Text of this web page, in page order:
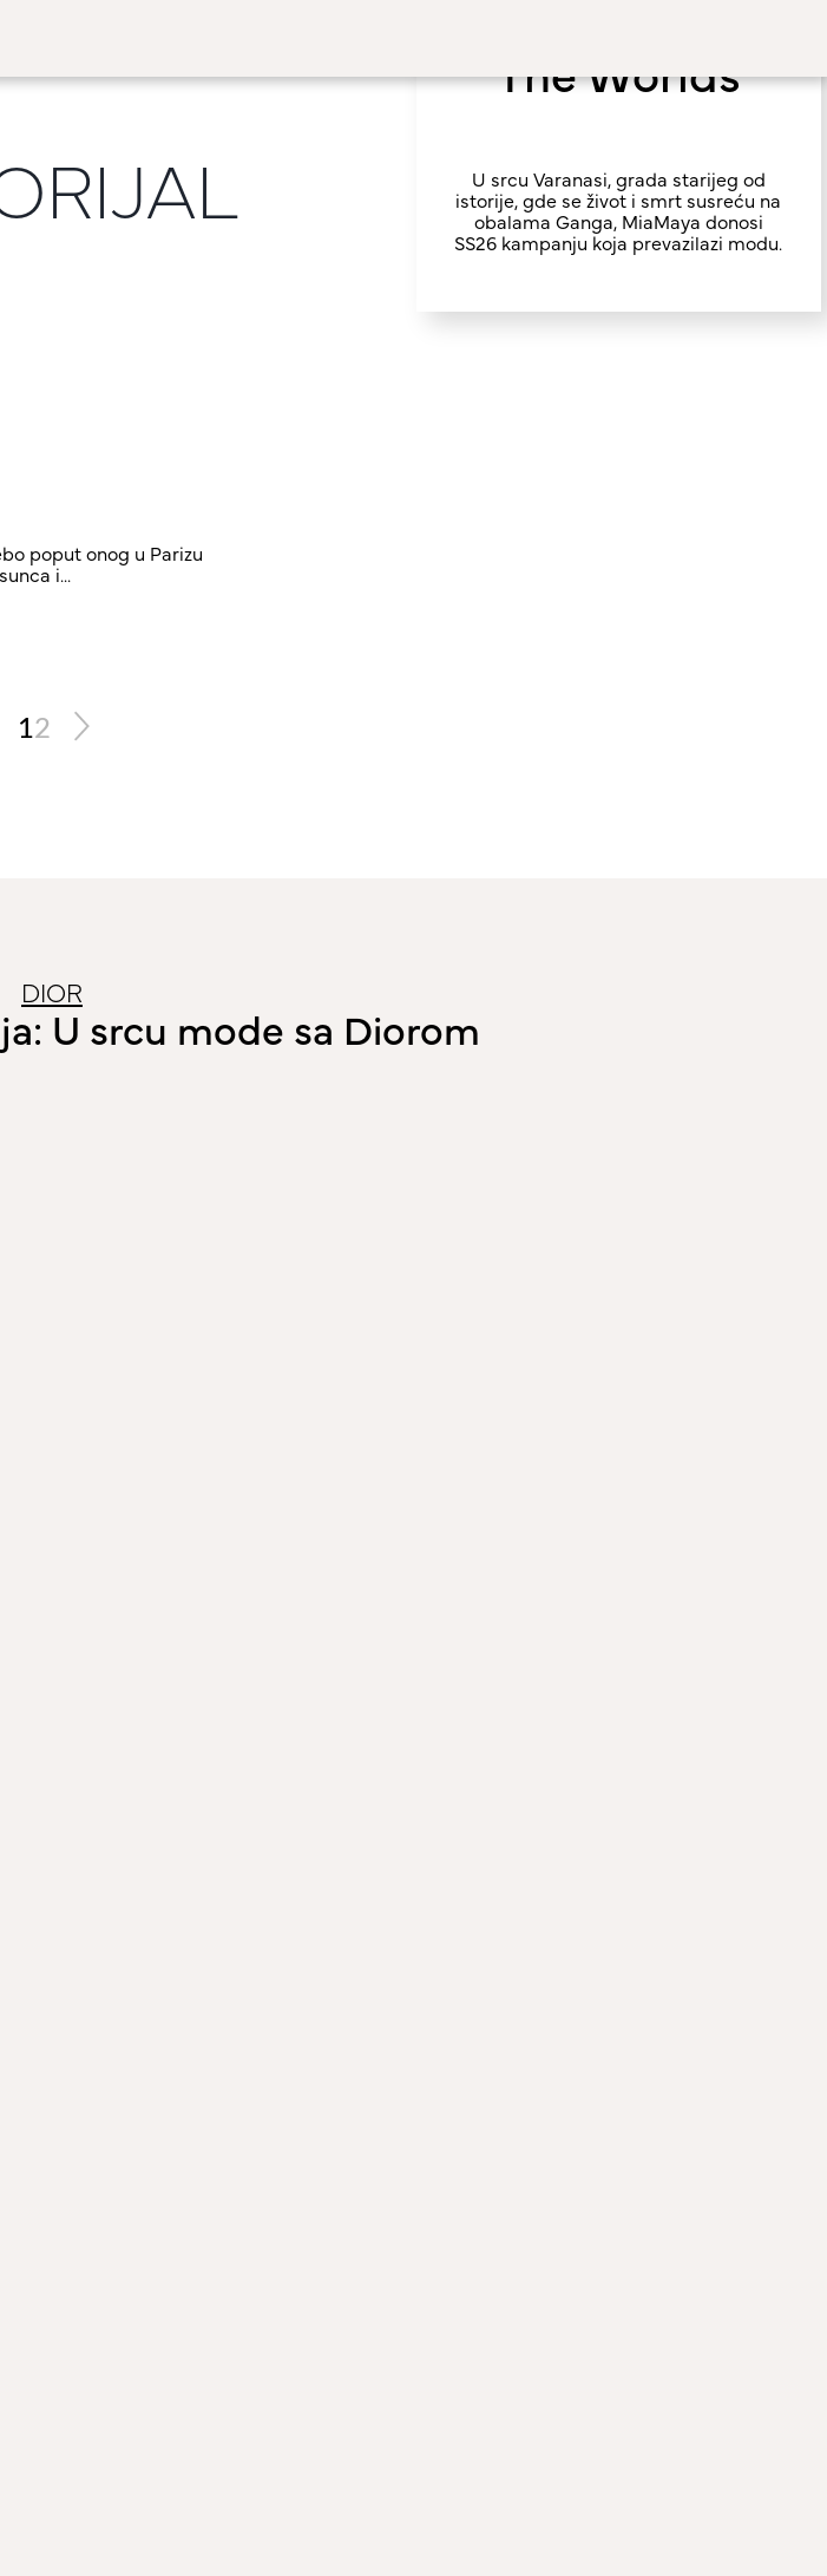
The Worlds
U srcu Varanasi, grada starijeg od
istorije, gde se život i smrt susreću na
obalama Ganga, MiaMaya donosi
SS26 kampanju koja prevazilazi modu.
poput onog u Parizu
i...
12
DIOR
U srcu mode sa Diorom